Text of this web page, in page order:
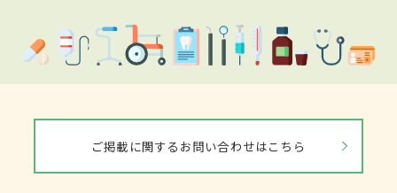
ご掲載に関するお問い合わせはこちら